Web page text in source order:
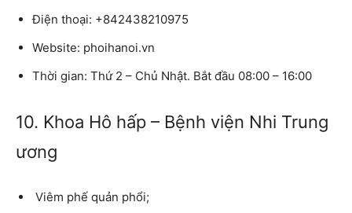
Điện thoại: +842438210975
Website: phoihanoi.vn
Thời gian: Thứ 2 – Chủ Nhật. Bắt đầu 08:00 – 16:00
10. Khoa Hô hấp – Bệnh viện Nhi Trung
ương
Viêm phế quản phổi;